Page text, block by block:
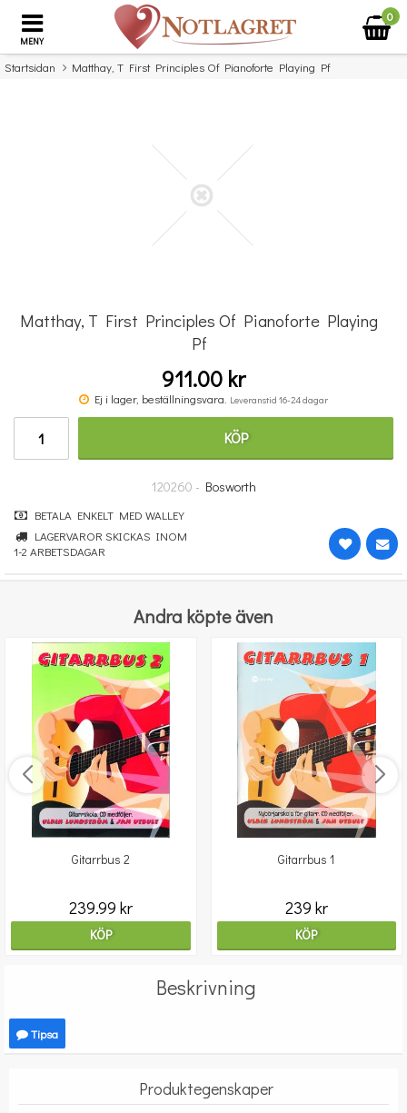
MENY
0
Startsidan Matthay, T First Principles Of Pianoforte Playing Pf
Komplett Sångteknik - svenska (Cathrine Sadolin)
670 kr
Matthay, T First Principles Of Pianoforte Playing
Pf
911.00 kr
Ej i lager, beställningsvara. Leveranstid 16-24 dagar
KÖP
120260 - Bosworth
BETALA ENKELT MED WALLEY
LAGERVAROR SKICKAS INOM
1-2 ARBETSDAGAR
Andra köpte även
Gitarrbus 2
239.99 kr
KÖP
Gitarrbus 1
239 kr
KÖP
Beskrivning
Tipsa
Produktegenskaper